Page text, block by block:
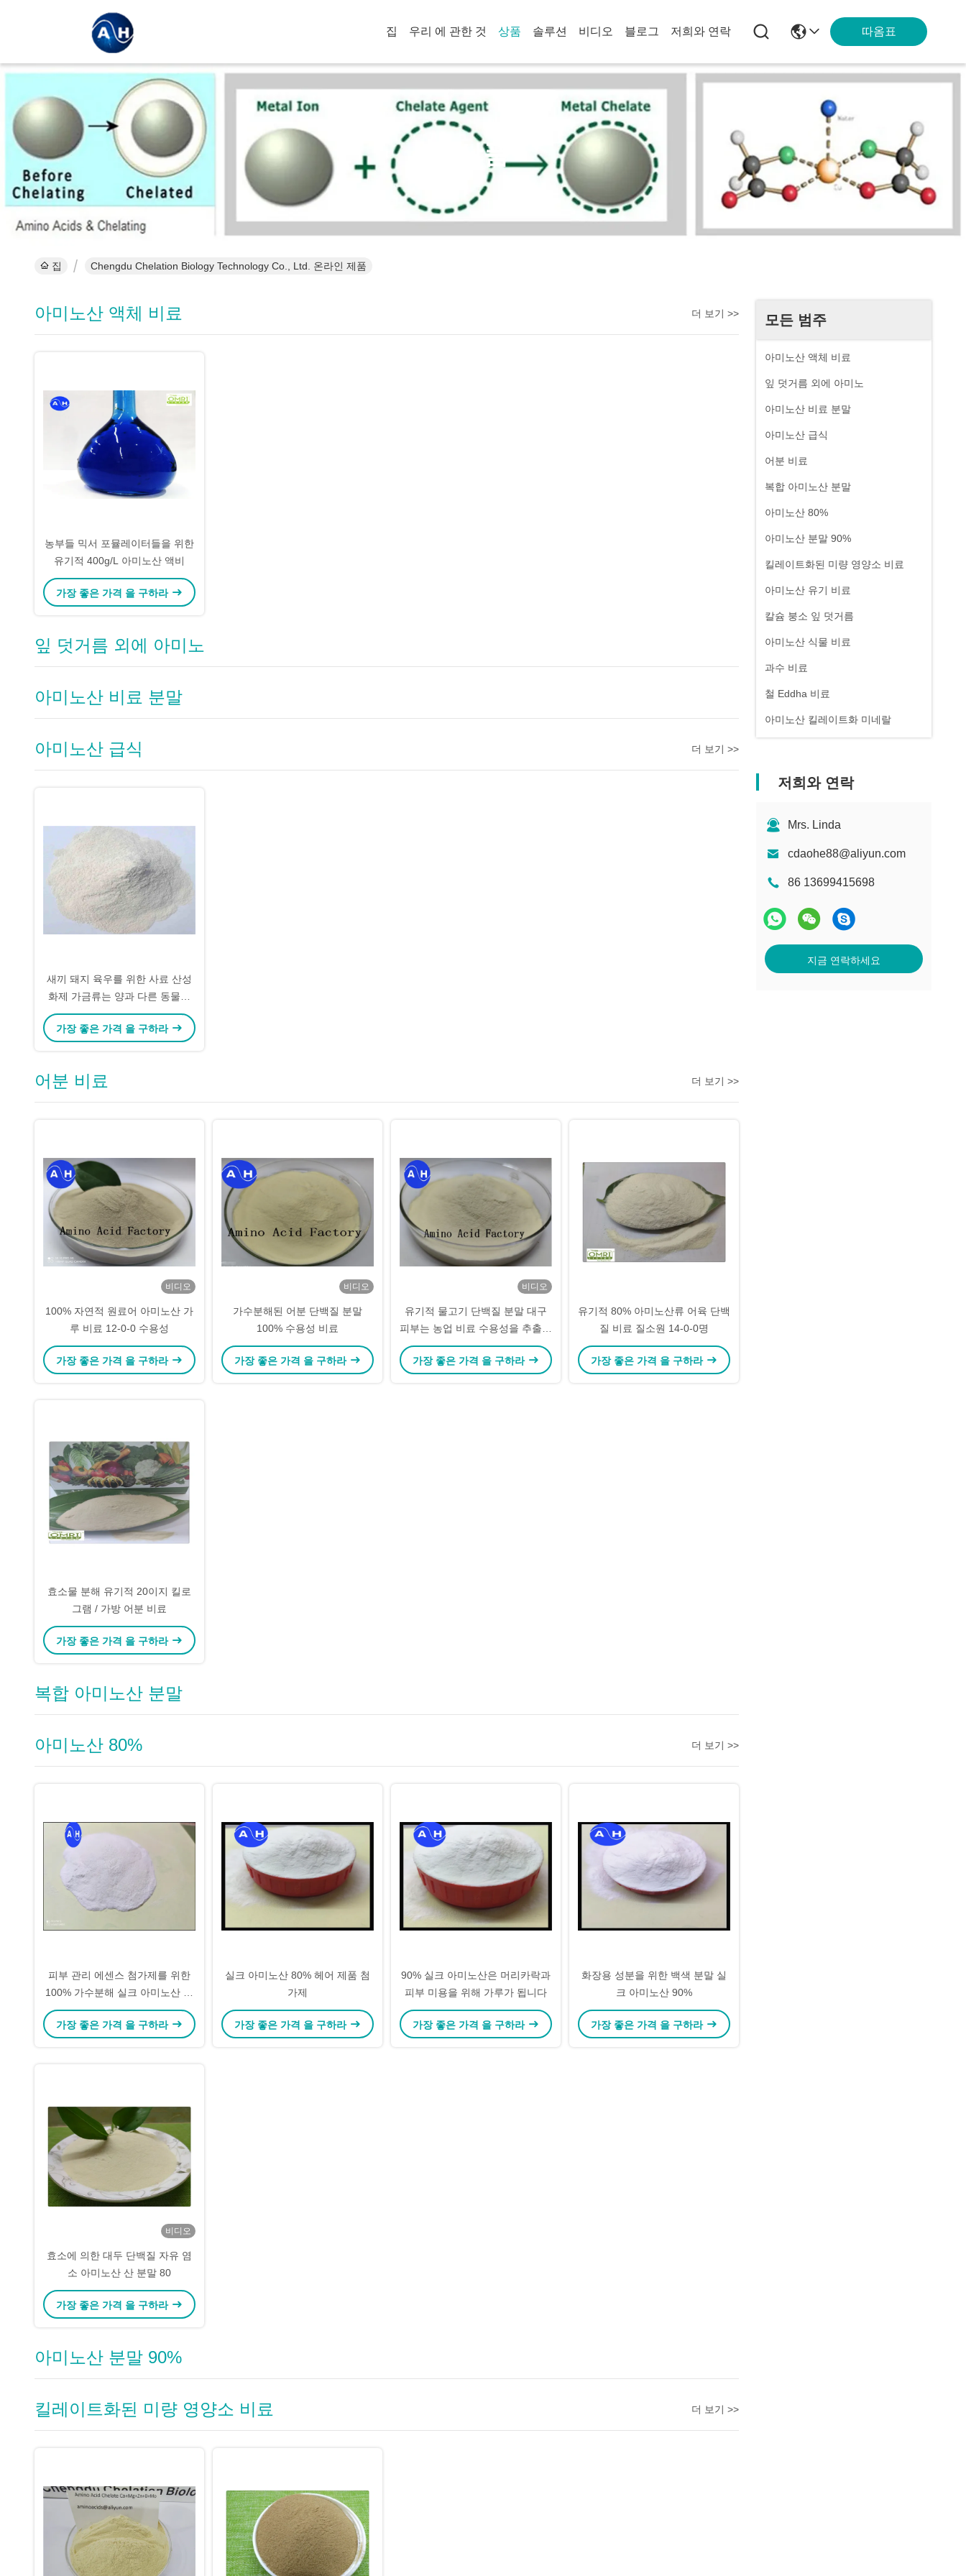
집 우리 에 관한 것 상품 솔루션 비디오 블로그 저희와 연락 따옴표
상품
집 Chengdu Chelation Biology Technology Co., Ltd. 온라인 제품
모든 범주
아미노산 액체 비료
잎 덧거름 외에 아미노
아미노산 비료 분말
아미노산 급식
어분 비료
복합 아미노산 분말
아미노산 80%
아미노산 분말 90%
킬레이트화된 미량 영양소 비료
아미노산 유기 비료
칼슘 붕소 잎 덧거름
아미노산 식물 비료
과수 비료
철 Eddha 비료
아미노산 킬레이트화 미네랄
저희와 연락
Mrs. Linda
cdaohe88@aliyun.com
86 13699415698
지금 연락하세요
아미노산 액체 비료 더 보기 >>
농부들 믹서 포뮬레이터들을 위한
유기적 400g/L 아미노산 액비
가장 좋은 가격 을 구하라
잎 덧거름 외에 아미노
아미노산 비료 분말
아미노산 급식 더 보기 >>
새끼 돼지 육우를 위한 사료 산성
화제 가금류는 양과 다른 동물을
위협합니다
가장 좋은 가격 을 구하라
어분 비료 더 보기 >>
비디오
100% 자연적 원료어 아미노산 가
루 비료 12-0-0 수용성
가장 좋은 가격 을 구하라
비디오
가수분해된 어분 단백질 분말
100% 수용성 비료
가장 좋은 가격 을 구하라
비디오
유기적 물고기 단백질 분말 대구
피부는 농업 비료 수용성을 추출합
니다
가장 좋은 가격 을 구하라
유기적 80% 아미노산류 어육 단백
질 비료 질소원 14-0-0명
가장 좋은 가격 을 구하라
효소물 분해 유기적 20이지 킬로
그램 / 가방 어분 비료
가장 좋은 가격 을 구하라
복합 아미노산 분말
아미노산 80% 더 보기 >>
피부 관리 에센스 첨가제를 위한
100% 가수분해 실크 아미노산 분
말
가장 좋은 가격 을 구하라
실크 아미노산 80% 헤어 제품 첨
가제
가장 좋은 가격 을 구하라
90% 실크 아미노산은 머리카락과
피부 미용을 위해 가루가 됩니다
가장 좋은 가격 을 구하라
화장용 성분을 위한 백색 분말 실
크 아미노산 90%
가장 좋은 가격 을 구하라
비디오
효소에 의한 대두 단백질 자유 염
소 아미노산 산 분말 80
가장 좋은 가격 을 구하라
아미노산 분말 90%
킬레이트화된 미량 영양소 비료 더 보기 >>